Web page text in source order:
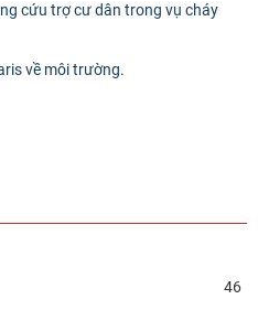
cứu trợ cư dân trong vụ cháy
về môi trường.
46